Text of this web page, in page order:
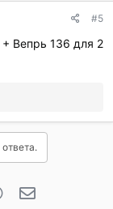
#5
Вепрь 136 для 2
WhatsApp